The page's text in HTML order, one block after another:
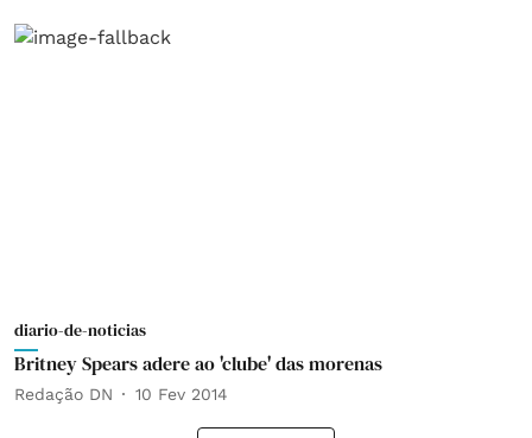
diario-de-noticias
Britney Spears adere ao 'clube' das morenas
Redação DN 10 Fev 2014